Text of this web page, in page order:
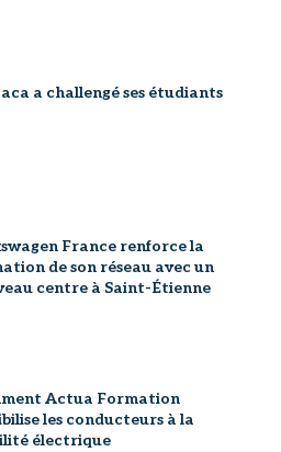
a challengé ses étudiants
France renforce la
de son réseau avec un
centre à Saint-Étienne
Actua Formation
les conducteurs à la
électrique